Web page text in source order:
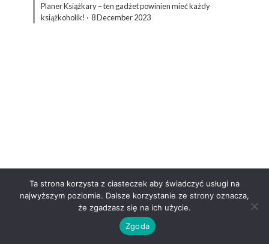
Planer Książkary – ten gadżet powinien mieć każdy
książkoholik! · 8 December 2023
ZAPOWIEDZI
Ta strona korzysta z ciasteczek aby świadczyć usługi na
najwyższym poziomie. Dalsze korzystanie ze strony oznacza,
że zgadzasz się na ich użycie.
Zgoda